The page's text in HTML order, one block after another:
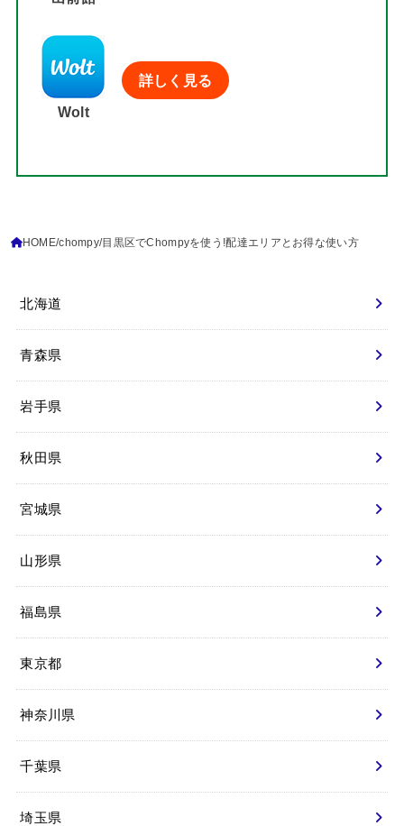
Wolt
詳しく見る
HOME chompy 目黒区でChompyを使う!配達エリアとお得な使い方
北海道
青森県
岩手県
秋田県
宮城県
山形県
福島県
東京都
神奈川県
千葉県
埼玉県